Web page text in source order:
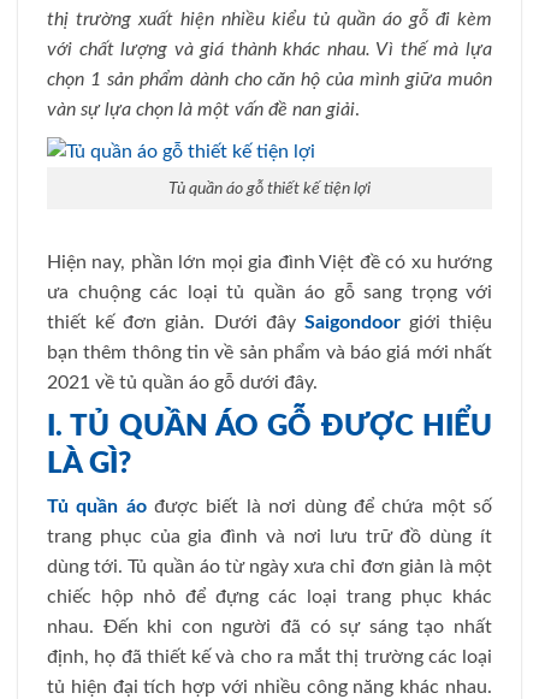
thị trường xuất hiện nhiều kiểu tủ quần áo gỗ đi kèm
với chất lượng và giá thành khác nhau. Vì thế mà lựa
chọn 1 sản phẩm dành cho căn hộ của mình giữa muôn
vàn sự lựa chọn là một vấn đề nan giải.
Tủ quần áo gỗ thiết kế tiện lợi
Hiện nay, phần lớn mọi gia đình Việt đề có xu hướng
ưa chuộng các loại tủ quần áo gỗ sang trọng với
thiết kế đơn giản. Dưới đây Saigondoor giới thiệu
bạn thêm thông tin về sản phẩm và báo giá mới nhất
2021 về tủ quần áo gỗ dưới đây.
I. TỦ QUẦN ÁO GỖ ĐƯỢC HIỂU
LÀ GÌ?
Tủ quần áođược biết là nơi dùng để chứa một số
trang phục của gia đình và nơi lưu trữ đồ dùng ít
dùng tới. Tủ quần áo từ ngày xưa chỉ đơn giản là một
chiếc hộp nhỏ để đựng các loại trang phục khác
nhau. Đến khi con người đã có sự sáng tạo nhất
định, họ đã thiết kế và cho ra mắt thị trường các loại
tủ hiện đại tích hợp với nhiều công năng khác nhau.